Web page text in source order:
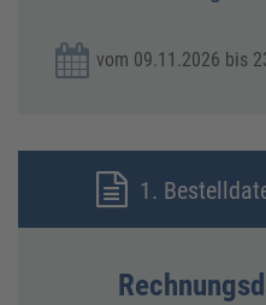
vom 09.11.2026 bis
1.